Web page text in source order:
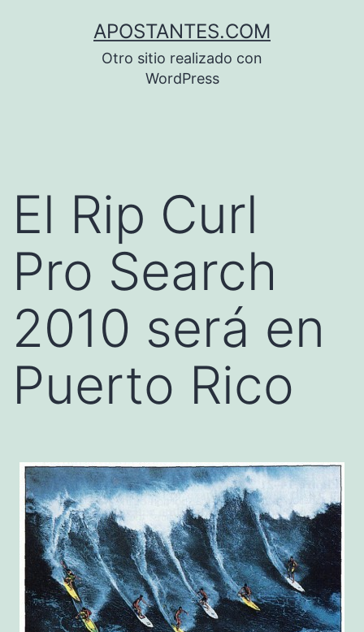
APOSTANTES.COM
Otro sitio realizado con
WordPress
El Rip Curl
Pro Search
2010 será en
Puerto Rico